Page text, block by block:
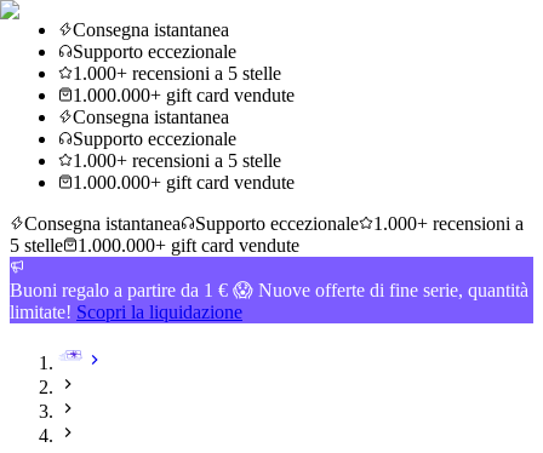
Consegna istantanea
Supporto eccezionale
1.000+ recensioni a 5 stelle
1.000.000+ gift card vendute
Consegna istantanea
Supporto eccezionale
1.000+ recensioni a 5 stelle
1.000.000+ gift card vendute
Consegna istantanea
Supporto eccezionale
1.000+ recensioni a
5 stelle
1.000.000+ gift card vendute
Buoni regalo a partire da 1 € 😱 Nuove offerte di fine serie, quantità
limitate! Scopri la liquidazione